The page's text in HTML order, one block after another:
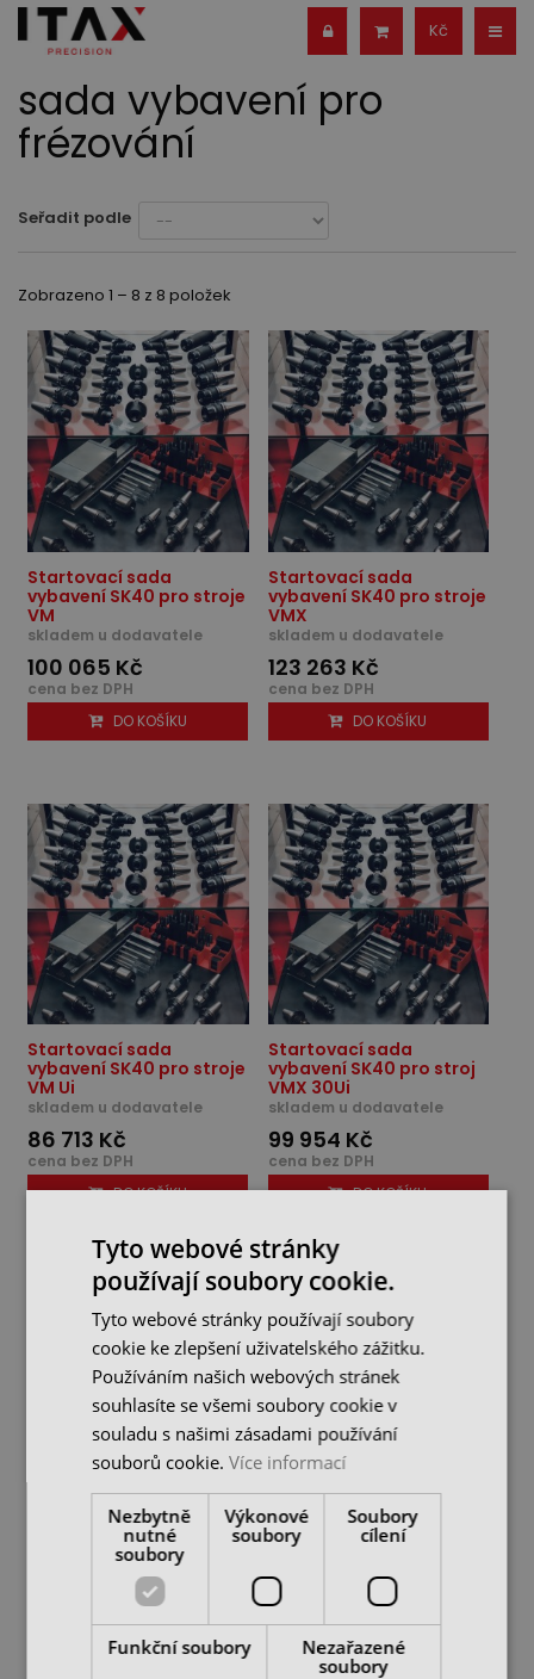
Kč
sada vybavení pro
frézování
Seřadit podle
Zobrazeno 1 – 8 z 8 položek
Startovací sada
vybavení SK40 pro stroje
VM
skladem u dodavatele
100 065 Kč
cena bez DPH
DO KOŠÍKU
Startovací sada
vybavení SK40 pro stroje
VMX
skladem u dodavatele
123 263 Kč
cena bez DPH
DO KOŠÍKU
Startovací sada
vybavení SK40 pro stroje
VM Ui
skladem u dodavatele
86 713 Kč
cena bez DPH
DO KOŠÍKU
Startovací sada
vybavení SK40 pro stroj
VMX 30Ui
skladem u dodavatele
99 954 Kč
cena bez DPH
DO KOŠÍKU
Startovací sada
vybavení SK40 pro stroj
skladem u dodavatele
107 327 Kč
Startovací sada
vybavení SK40 pro stroje
skladem 1 ks
146 282 Kč
DO KOŠÍKU
Tyto webové stránky
používají soubory cookie.
Tyto webové stránky používají soubory
cookie ke zlepšení uživatelského zážitku.
Používáním našich webových stránek
souhlasíte se všemi soubory cookie v
souladu s našimi zásadami používání
souborů cookie.Více informací
Nezbytně
nutné
soubory
Výkonové
soubory
Soubory
cílení
Funkční soubory
Nezařazené
soubory